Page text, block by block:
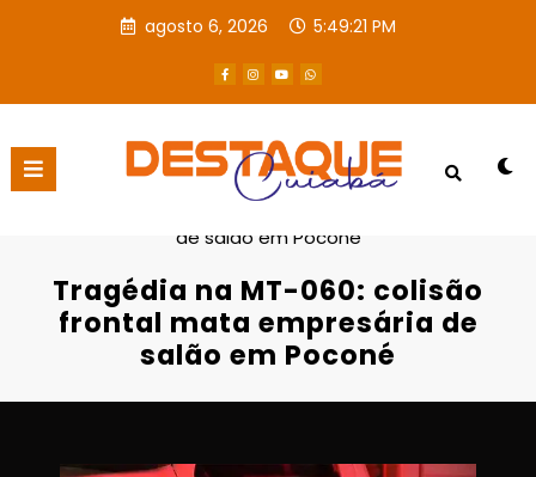
agosto 6, 2026 5:49:22 PM
Página inicial
Destaques
de salão em Poconé
Tragédia na MT-060: colisão
frontal mata empresária de
salão em Poconé